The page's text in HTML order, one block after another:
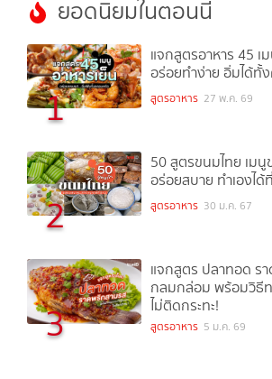
ยอดนิยมในตอนนี้
1
แจกสูตรอาหาร 45 เ
อร่อยทำง่าย อิ่มได้ทั้
สูตรอาหาร 27 พ.ค. 69
2
50 สูตรขนมไทย เม
อร่อยสบาย ทำเองได้
สูตรอาหาร 30 ม.ค. 67
3
แจกสูตร ปลาทอด ร
กลมกล่อม พร้อมวิธี
ไม่ติดกระทะ!
สูตรอาหาร 5 ม.ค. 69